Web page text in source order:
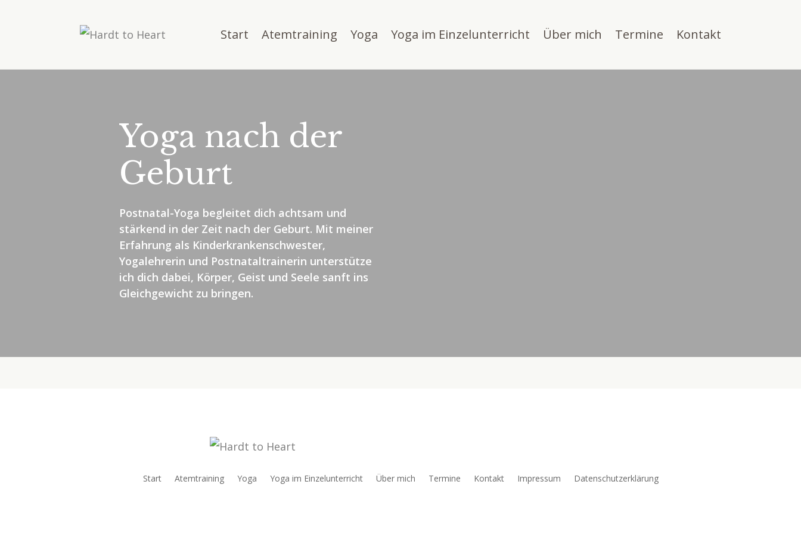
Start Atemtraining Yoga Yoga im Einzelunterricht Über mich Termine Kontakt
Yoga nach der
Geburt
Postnatal-Yoga begleitet dich achtsam und
stärkend in der Zeit nach der Geburt. Mit meiner
Erfahrung als Kinderkrankenschwester,
Yogalehrerin und Postnataltrainerin unterstütze
ich dich dabei, Körper, Geist und Seele sanft ins
Gleichgewicht zu bringen.
Start Atemtraining Yoga Yoga im Einzelunterricht Über mich Termine Kontakt Impressum Datenschutzerklärung